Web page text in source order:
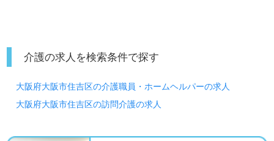
介護の求人を検索条件で探す
大阪府大阪市住吉区の介護職員・ホームヘルパーの求人
大阪府大阪市住吉区の訪問介護の求人